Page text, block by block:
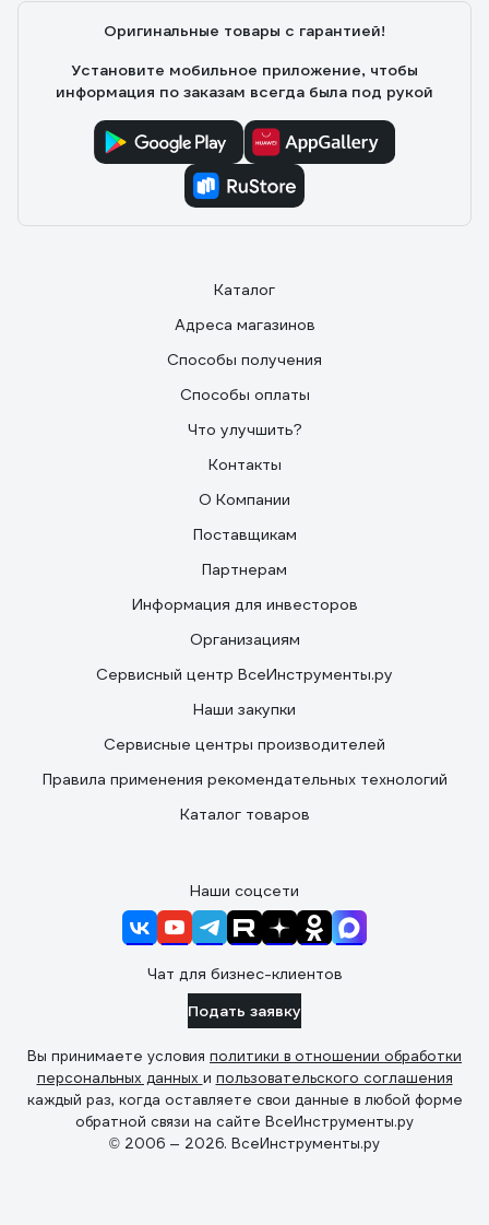
Оригинальные товары с гарантией!
Установите мобильное приложение, чтобы
информация по заказам всегда была под рукой
Каталог
Адреса магазинов
Способы получения
Способы оплаты
Что улучшить?
Контакты
О Компании
Поставщикам
Партнерам
Информация для инвесторов
Организациям
Сервисный центр ВсеИнструменты.ру
Наши закупки
Сервисные центры производителей
Правила применения рекомендательных технологий
Каталог товаров
Наши соцсети
Чат для бизнес-клиентов
Подать заявку
Вы принимаете условия политики в отношении обработки
персональных данных и пользовательского соглашения
каждый раз, когда оставляете свои данные в любой форме
обратной связи на сайте ВсеИнструменты.ру
© 2006 — 2026. ВсеИнструменты.ру